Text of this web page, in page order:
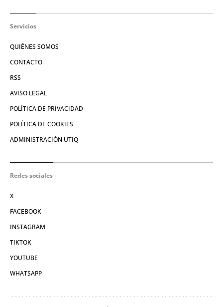
Servicios
QUIÉNES SOMOS
CONTACTO
RSS
AVISO LEGAL
POLÍTICA DE PRIVACIDAD
POLÍTICA DE COOKIES
ADMINISTRACIÓN UTIQ
Redes sociales
X
FACEBOOK
INSTAGRAM
TIKTOK
YOUTUBE
WHATSAPP